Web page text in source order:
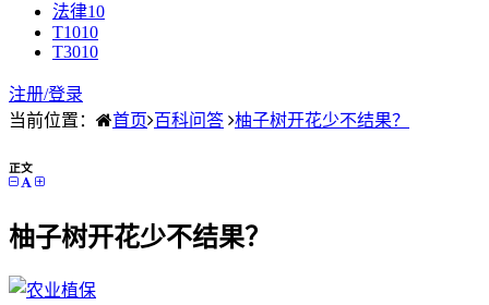
法律10
T1010
T3010
注册/登录
当前位置：
首页 百科问答 柚子树开花少不结果？
正文
柚子树开花少不结果？